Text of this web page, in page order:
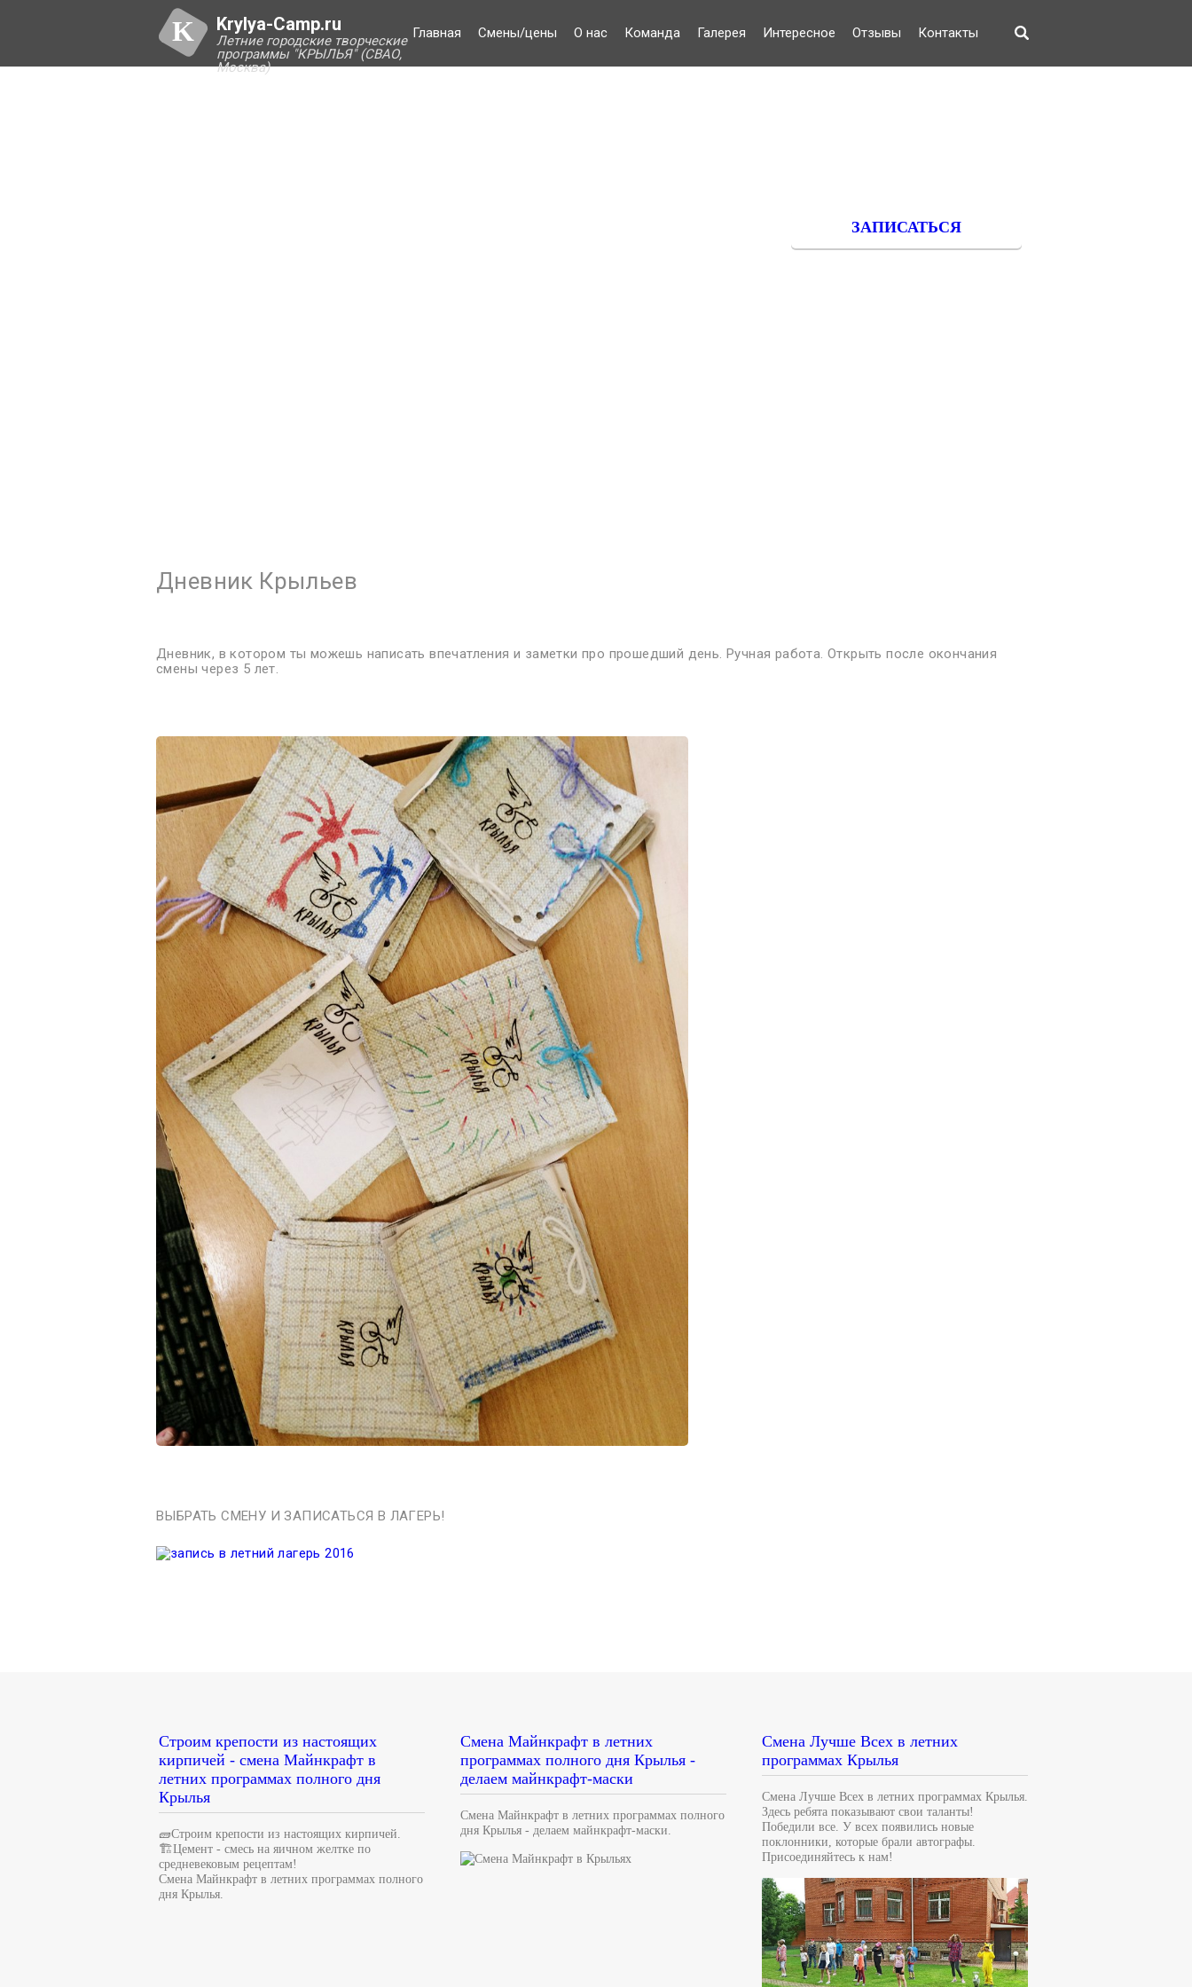
K Krylya-Camp.ru
Летние городские творческие
программы "КРЫЛЬЯ" (СВАО,
Москва)
Главная Смены/цены О нас Команда Галерея Интересное Отзывы Контакты
ЗАПИСАТЬСЯ
Дневник Крыльев
Дневник, в котором ты можешь написать впечатления и заметки про прошедший день. Ручная работа. Открыть после окончания
смены через 5 лет.
ВЫБРАТЬ СМЕНУ И ЗАПИСАТЬСЯ В ЛАГЕРЬ!
Строим крепости из настоящих
кирпичей - смена Майнкрафт в
летних программах полного дня
Крылья
🧱Строим крепости из настоящих кирпичей.
🏗Цемент - смесь на яичном желтке по
средневековым рецептам!
Смена Майнкрафт в летних программах полного
дня Крылья.
Смена Майнкрафт в летних
программах полного дня Крылья -
делаем майнкрафт-маски
Смена Майнкрафт в летних программах полного
дня Крылья - делаем майнкрафт-маски.
Смена Лучше Всех в летних
программах Крылья
Смена Лучше Всех в летних программах Крылья.
Здесь ребята показывают свои таланты!
Победили все. У всех появились новые
поклонники, которые брали автографы.
Присоединяйтесь к нам!